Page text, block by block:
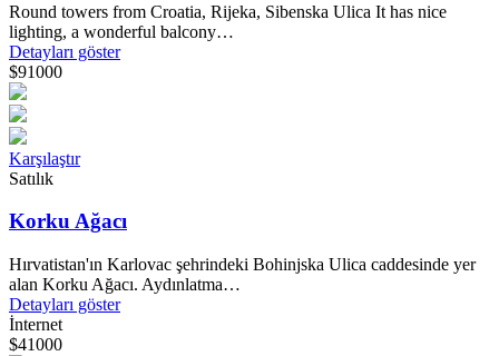
Round towers from Croatia, Rijeka, Sibenska Ulica It has nice
lighting, a wonderful balcony…
Detayları göster
$91000
Karşılaştır
Satılık
Korku Ağacı
Hırvatistan'ın Karlovac şehrindeki Bohinjska Ulica caddesinde yer
alan Korku Ağacı. Aydınlatma…
Detayları göster
İnternet
$41000